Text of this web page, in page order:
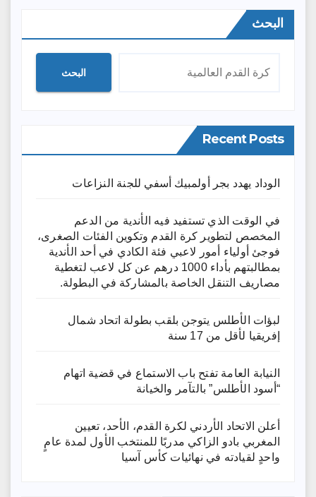
البحث
البحث
Recent Posts
الوداد يهدد بجر أولمبيك أسفي للجنة النزاعات
في الوقت الذي تستفيد فيه الأندية من الدعم
المخصص لتطوير كرة القدم وتكوين الفئات الصغرى،
فوجئ أولياء أمور لاعبي فئة الكادي في أحد الأندية
بمطالبتهم بأداء 1000 درهم عن كل لاعب لتغطية
مصاريف التنقل الخاصة بالمشاركة في البطولة.
لبؤات الأطلس يتوجن بلقب بطولة اتحاد شمال
إفريقيا لأقل من 17 سنة
النيابة العامة تفتح باب الاستماع في قضية اتهام
“أسود الأطلس” بالتآمر والخيانة
أعلن الاتحاد الأردني لكرة القدم، الأحد، تعيين
المغربي بادو الزاكي مدربًا للمنتخب الأول لمدة عامٍ
واحدٍ لقيادته ​في نهائيات كأس آسيا